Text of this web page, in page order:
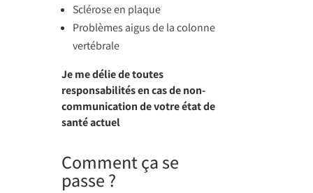
Sclérose en plaque
Problèmes aigus de la colonne
vertébrale
Je me délie de toutes
responsabilités en cas de non-
communication de votre état de
santé actuel
Comment ça se
passe ?